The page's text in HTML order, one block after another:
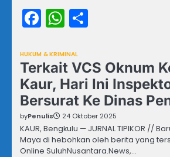
Facebook
WhatsApp
HUKUM & KRIMINAL
Terkait VCS Oknum
Kaur, Hari Ini
Bersurat Ke Dinas
byPenulis 24 Oktober 2025
KAUR, Bengkulu — JURNAL TIPIKOR //
Maya di hebohkan oleh berita yang
Online SuluhNusantara.News,…